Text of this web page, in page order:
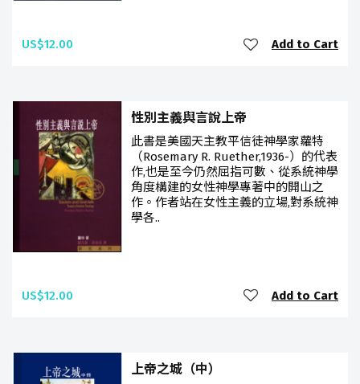
US$12.00 Add to Cart
性別主義與言說上帝
此書是美國天主教平信徒神學家蘿特
（Rosemary R. Ruether,1936-）的代表
作,也是至今仍然屈指可數、從系統神學
角度構建的女性神學專著中的開山之
作。作者站在女性主義的立場,對系統神
學各..
US$12.00 Add to Cart
上帝之城（中）